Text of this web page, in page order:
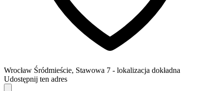
Wrocław Śródmieście, Stawowa 7 - lokalizacja dokładna
Udostępnij ten adres